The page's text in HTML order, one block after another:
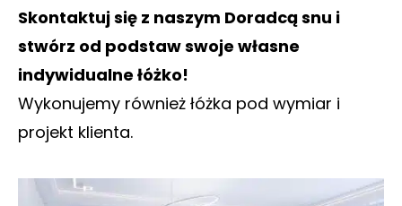
O
W
Y
P
D
Skontaktuj się z naszym Doradcą snu i
stwórz od podstaw swoje własne
indywidualne łóżko!
Wykonujemy również łóżka pod wymiar i
projekt klienta.